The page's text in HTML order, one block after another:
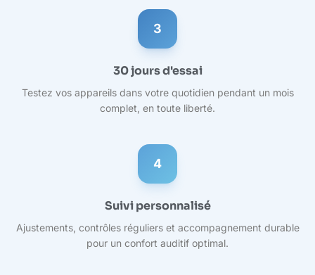
3
30 jours d'essai
Testez vos appareils dans votre quotidien pendant un mois
complet, en toute liberté.
4
Suivi personnalisé
Ajustements, contrôles réguliers et accompagnement durable
pour un confort auditif optimal.